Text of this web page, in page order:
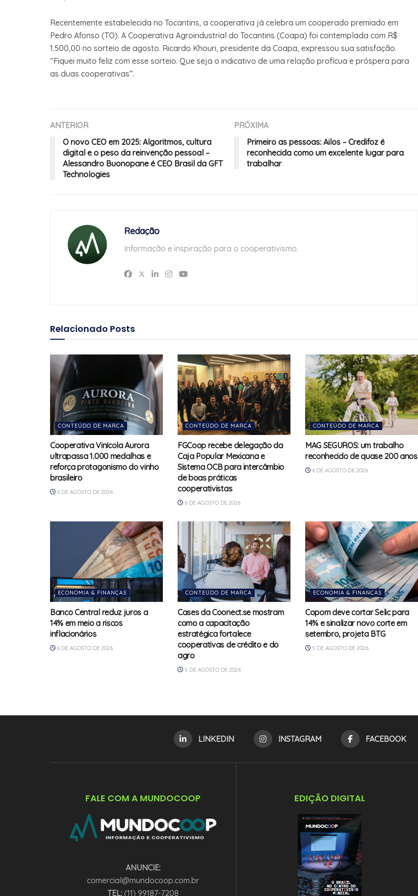
Recentemente estabelecida no Tocantins, a cooperativa já celebra um cooperado premiado em
Pedro Afonso (TO). A Cooperativa Agroindustrial do Tocantins (Coapa) foi contemplada com R$
1.500,00 no sorteio de agosto. Ricardo Khouri, presidente da Coapa, expressou sua satisfação.
“Fiquei muito feliz com esse sorteio. Que seja o indicativo de uma relação profícua e próspera para
as duas cooperativas”.
ANTERIOR
O novo CEO em 2025: Algoritmos, cultura
digital e o peso da reinvenção pessoal –
Alessandro Buonopane é CEO Brasil da GFT
Technologies
PRÓXIMA
Primeiro as pessoas: Ailos – Credifoz é
reconhecida como um excelente lugar para
trabalhar
Redação
Informação e inspiração para o cooperativismo.
Relacionado Posts
CONTEÚDO DE MARCA
Cooperativa Vinícola Aurora
ultrapassa 1.000 medalhas e
reforça protagonismo do vinho
brasileiro
6 DE AGOSTO DE 2026
CONTEÚDO DE MARCA
FGCoop recebe delegação da
Caja Popular Mexicana e
Sistema OCB para intercâmbio
de boas práticas
cooperativistas
6 DE AGOSTO DE 2026
CONTEÚDO DE MARCA
MAG SEGUROS: um trabalho
reconhecido de quase 200 anos
6 DE AGOSTO DE 2026
ECONOMIA & FINANÇAS
Banco Central reduz juros a
14% em meio a riscos
inflacionários
6 DE AGOSTO DE 2026
CONTEÚDO DE MARCA
Cases da Coonect.se mostram
como a capacitação
estratégica fortalece
cooperativas de crédito e do
agro
5 DE AGOSTO DE 2026
ECONOMIA & FINANÇAS
Copom deve cortar Selic para
14% e sinalizar novo corte em
setembro, projeta BTG
5 DE AGOSTO DE 2026
LINKEDIN INSTAGRAM FACEBOOK
FALE COM A MUNDOCOOP
ANUNCIE:
comercial@mundocoop.com.br
TEL: (11) 99187-7208
EDIÇÃO DIGITAL